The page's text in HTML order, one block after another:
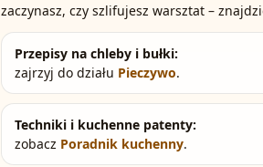
zaczynasz, czy szlifujesz warsztat –
Przepisy na chleby i bułki:
zajrzyj do działu Pieczywo.
Techniki i kuchenne patenty:
zobacz Poradnik kuchenny.